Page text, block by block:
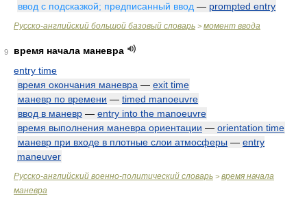
ввод с подсказкой; предписанный ввод — prompted entry
Русско-английский большой базовый словарь > момент ввода
9
время начала маневра
entry time
время окончания маневра — exit time
маневр по времени — timed manoeuvre
ввод в маневр — entry into the manoeuvre
время выполнения маневра ориентации — orientation time
маневр при входе в плотные слои атмосферы — entry
maneuver
Русско-английский военно-политический словарь > время начала
маневра